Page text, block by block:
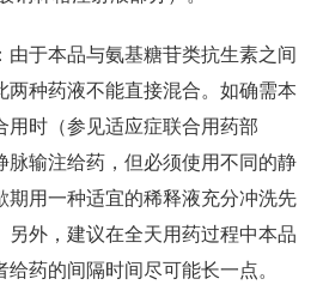
由于本品与氨基糖苷类抗生素之间
两种药液不能直接混合。如确需本
用时（参见适应症联合用药部
脉输注给药，但必须使用不同的静
期用一种适宜的稀释液充分冲洗先
另外，建议在全天用药过程中本品
药的间隔时间尽可能长一点。